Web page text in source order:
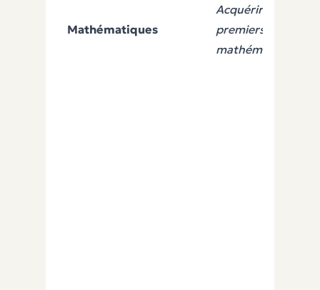
Mathématiques
Acquérir les
premiers outils
mathématiques